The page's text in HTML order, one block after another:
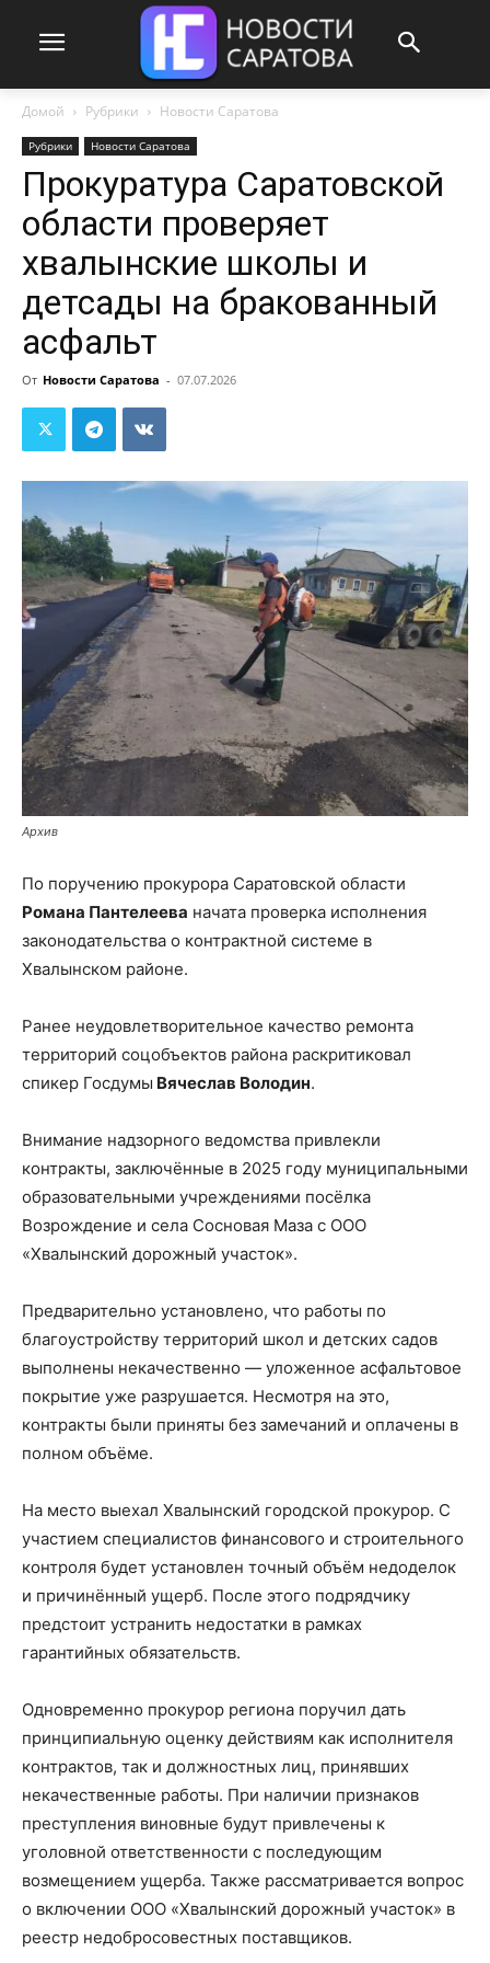
Домой Рубрики Новости Саратова
Рубрики Новости Саратова
Прокуратура Саратовской
области проверяет
хвалынские школы и
детсады на бракованный
асфальт
От Новости Саратова - 07.07.2026
Архив
По поручению прокурора Саратовской области
Романа Пантелеева начата проверка исполнения
законодательства о контрактной системе в
Хвалынском районе.
Ранее неудовлетворительное качество ремонта
территорий соцобъектов района раскритиковал
спикер Госдумы Вячеслав Володин.
Внимание надзорного ведомства привлекли
контракты, заключённые в 2025 году муниципальными
образовательными учреждениями посёлка
Возрождение и села Сосновая Маза с ООО
«Хвалынский дорожный участок».
Предварительно установлено, что работы по
благоустройству территорий школ и детских садов
выполнены некачественно — уложенное асфальтовое
покрытие уже разрушается. Несмотря на это,
контракты были приняты без замечаний и оплачены в
полном объёме.
На место выехал Хвалынский городской прокурор. С
участием специалистов финансового и строительного
контроля будет установлен точный объём недоделок
и причинённый ущерб. После этого подрядчику
предстоит устранить недостатки в рамках
гарантийных обязательств.
Одновременно прокурор региона поручил дать
принципиальную оценку действиям как исполнителя
контрактов, так и должностных лиц, принявших
некачественные работы. При наличии признаков
преступления виновные будут привлечены к
уголовной ответственности с последующим
возмещением ущерба. Также рассматривается вопрос
о включении ООО «Хвалынский дорожный участок» в
реестр недобросовестных поставщиков.